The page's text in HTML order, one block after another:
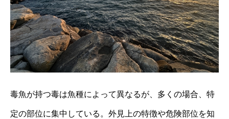
毒魚が持つ毒は魚種によって異なるが、多くの場合、特
定の部位に集中している。外見上の特徴や危険部位を知